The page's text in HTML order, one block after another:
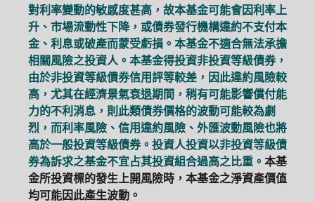
對利率變動的敏感度甚高，故本基金可能會因利率上
升、市場流動性下降，或債券發行機構違約不支付本
金、利息或破產而蒙受虧損。本基金不適合無法承擔
相關風險之投資人。本基金得投資非投資等級債券，
由於非投資等級債券信用評等較差，因此違約風險較
高，尤其在經濟景氣衰退期間，稍有可能影響償付能
力的不利消息，則此類債券價格的波動可能較為劇
烈，而利率風險、信用違約風險、外匯波動風險也將
高於一般投資等級債券。投資人投資以非投資等級債
券為訴求之基金不宜占其投資組合過高之比重。 本基
金所投資標的發生上開風險時，本基金之淨資產價值
均可能因此產生波動。